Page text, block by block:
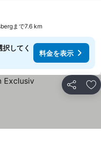
まで7.6 km
してく
料金を表示
シェア お